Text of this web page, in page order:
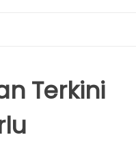
Terkini